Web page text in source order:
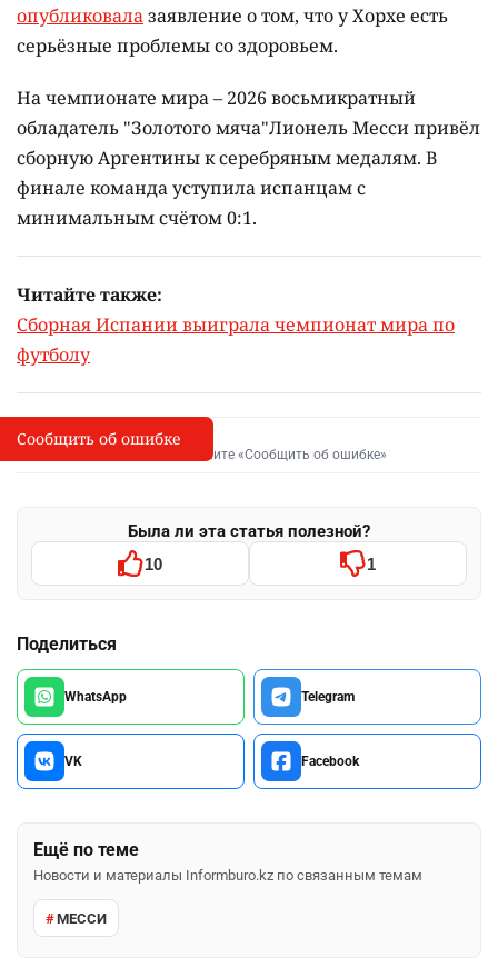
опубликовалазаявление о том, что у Хорхе есть
серьёзные проблемы со здоровьем.
На чемпионате мира – 2026 восьмикратный
обладатель "Золотого мяча"Лионель Месси привёл
сборную Аргентины к серебряным медалям. В
финале команда уступила испанцам с
минимальным счётом 0:1.
Читайте также:
Сборная Испании выиграла чемпионат мира по
футболу
I
Сообщить об опечатке
Выделите фрагмент и нажмите «Сообщить об ошибке»
Была ли эта статья полезной?
10 1
Поделиться
WhatsApp Telegram
VK Facebook
Ещё по теме
Новости и материалы Informburo.kz по связанным темам
МЕССИ
Сообщить об ошибке